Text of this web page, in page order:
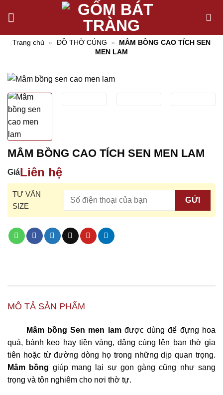
dungTrang chủ » ĐỒ THỜ CÚNG »
MÂM BỒNG CAO TÍCH SEN
MEN LAM
MÂM BỒNG CAO TÍCH SEN MEN LAM
GiáLiên hệ
TƯ VẤN
SIZE
MÔ TẢ SẢN PHẨM
Mâm bồng Sen men lamđược dùng để đựng hoa
quả, bánh kẹo hay tiền vàng, dâng cúng lên ban thờ gia
tiên hoặc từ đường dòng họ trong những dịp quan trọng.
Mâm bồng giúp mang lại sự gọn gàng cũng như sang
trọng và tôn nghiêm cho nơi thờ tự.